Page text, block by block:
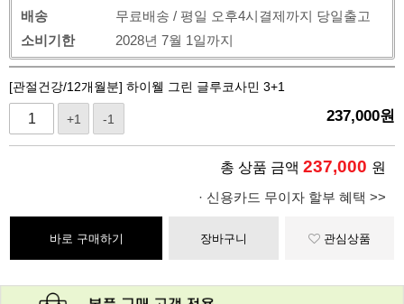
배송
무료배송 / 평일 오후4시결제까지 당일출고
소비기한
2028년 7월 1일까지
[관절건강/12개월분] 하이웰 그린 글루코사민 3+1
+1 -1 237,000원
총 상품 금액 237,000 원
· 신용카드 무이자 할부 혜택 >>
바로 구매하기 장바구니 관심상품